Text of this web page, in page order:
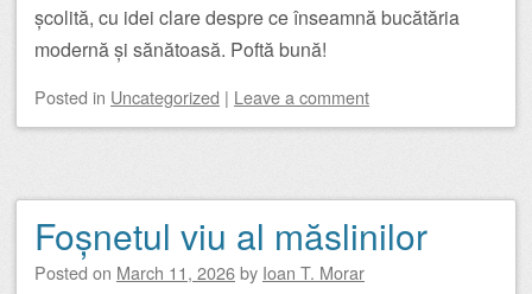
școlită, cu idei clare despre ce înseamnă bucătăria
modernă și sănătoasă. Poftă bună!
Posted in Uncategorized | Leave a comment
Foșnetul viu al măslinilor
Posted on March 11, 2026by Ioan T. Morar